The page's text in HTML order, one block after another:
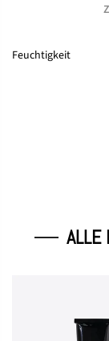
Feuchtigkeit
ALLE